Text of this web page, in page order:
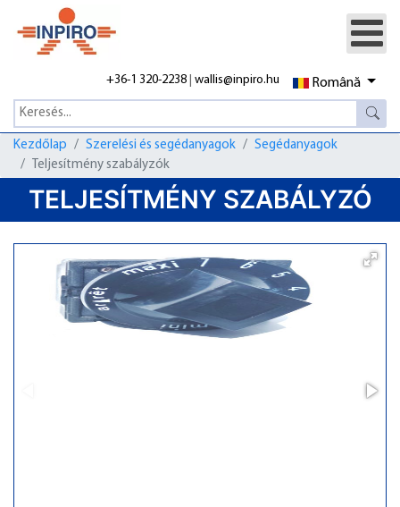
+36-1 320-2238 |wallis@inpiro.hu Română
Kezdőlap Szerelési és segédanyagok
Segédanyagok
Teljesítmény szabályzók
TELJESÍTMÉNY SZABÁLYZÓ